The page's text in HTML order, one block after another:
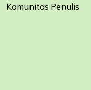
Komunitas Penulis